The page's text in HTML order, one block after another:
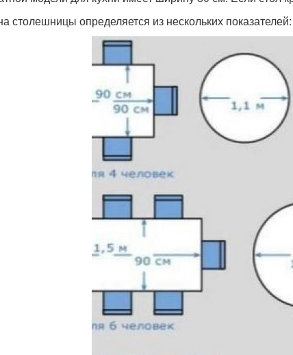
столешницы определяется из нескольких показателей: